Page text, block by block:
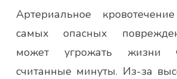
Юлія
Артериальное
самых опасных
может угрожать жизни
считанные минуты. Из-за